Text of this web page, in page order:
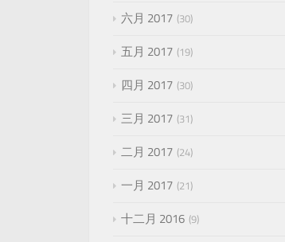
六月 2017 30
五月 2017 19
四月 2017 30
三月 2017 31
二月 2017 24
一月 2017 21
十二月 2016 9